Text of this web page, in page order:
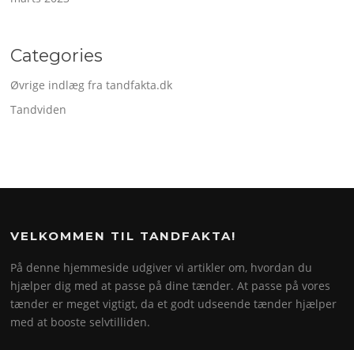
Categories
Øvrige indlæg fra tandfakta.dk
Tandviden
VELKOMMEN TIL TANDFAKTA!
På denne hjemmeside udgiver vi artikler om, hvordan du
hjælper dig med at passe på dine tænder. At passe på vores
tænder er meget vigtigt, da et godt udseende tænder hjælper
med at booste selvtilliden.